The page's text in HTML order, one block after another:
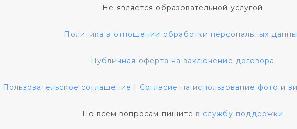
Не является образовательной услугой
Политика в отношении обработки персональных
Публичная оферта на заключение договора
Пользовательское соглашение | Согласие на использование фото и
По всем вопросам пишите в службу поддержки